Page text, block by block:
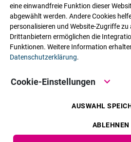
eine einwandfreie Funktion dieser
abgewählt werden. Andere Cookies
personalisieren und Website-Zugriffe zu
Drittanbietern ermöglichen die
Funktionen. Weitere Information
Datenschutzerklärung.
Cookie-Einstellungen
AUSWAHL
ABLEHNEN
Mitarbeiter:innen an
sowie internistisch-
Schleswig-Holstein bieten wir
Patient:innen eine
ambulant-spezialärztliche